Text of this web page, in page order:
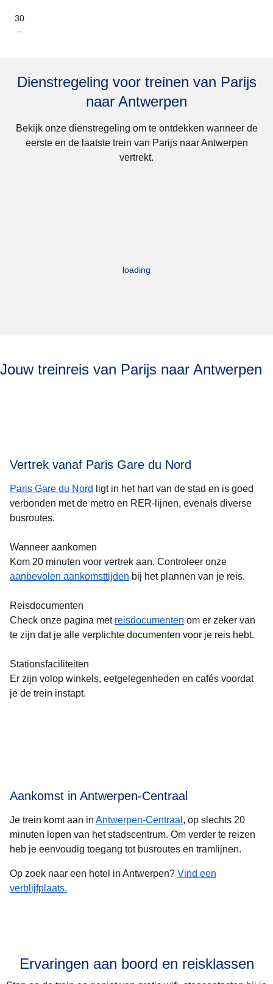
30
–
Dienstregeling voor treinen van Parijs
naar Antwerpen
Bekijk onze dienstregeling om te ontdekken wanneer de
eerste en de laatste trein van Parijs naar Antwerpen
vertrekt.
loading
Jouw treinreis van Parijs naar Antwerpen
Vertrek vanaf Paris Gare du Nord
Paris Gare du Nord
ligt in het hart van de stad en is goed
verbonden met de metro en RER-lijnen, evenals diverse
busroutes.
Wanneer aankomen
Kom 20 minuten voor vertrek aan. Controleer onze
aanbevolen aankomsttijden bij het plannen van je reis.
Reisdocumenten
Check onze pagina met reisdocumenten om er zeker van
te zijn dat je alle verplichte documenten voor je reis hebt.
Stationsfaciliteiten
Er zijn volop winkels, eetgelegenheden en cafés voordat
je de trein instapt.
Aankomst in Antwerpen-Centraal
Je trein komt aan in Antwerpen-Centraal , op slechts 20
minuten lopen van het stadscentrum. Om verder te reizen
heb je eenvoudig toegang tot busroutes en tramlijnen.
Op zoek naar een hotel in Antwerpen? Vind een
verblijfplaats.
Ervaringen aan boord en reisklassen